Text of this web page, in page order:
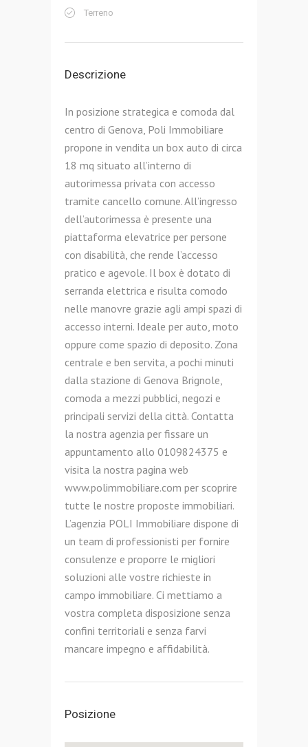
Terreno
Descrizione
In posizione strategica e comoda dal
centro di Genova, Poli Immobiliare
propone in vendita un box auto di circa
18 mq situato all’interno di
autorimessa privata con accesso
tramite cancello comune. All’ingresso
dell’autorimessa è presente una
piattaforma elevatrice per persone
con disabilità, che rende l’accesso
pratico e agevole. Il box è dotato di
serranda elettrica e risulta comodo
nelle manovre grazie agli ampi spazi di
accesso interni. Ideale per auto, moto
oppure come spazio di deposito. Zona
centrale e ben servita, a pochi minuti
dalla stazione di Genova Brignole,
comoda a mezzi pubblici, negozi e
principali servizi della città. Contatta
la nostra agenzia per fissare un
appuntamento allo 0109824375 e
visita la nostra pagina web
www.polimmobiliare.com per scoprire
tutte le nostre proposte immobiliari.
L’agenzia POLI Immobiliare dispone di
un team di professionisti per fornire
consulenze e proporre le migliori
soluzioni alle vostre richieste in
campo immobiliare. Ci mettiamo a
vostra completa disposizione senza
confini territoriali e senza farvi
mancare impegno e affidabilità.
Posizione